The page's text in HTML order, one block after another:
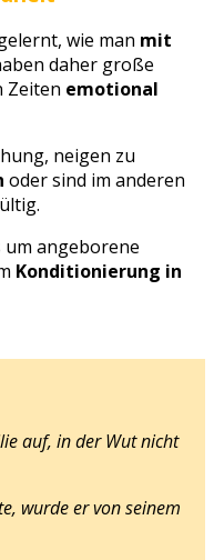
wie man mit
daher große
Zeiten emotional
neigen zu
oder sind im anderen
um angeborene
Konditionierung in
auf, in der Wut nicht
wurde er von seinem